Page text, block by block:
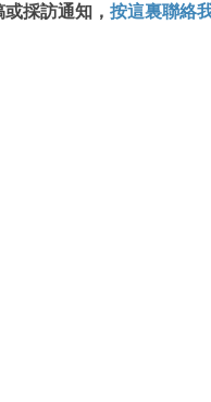
採訪通知， 按這裏聯絡